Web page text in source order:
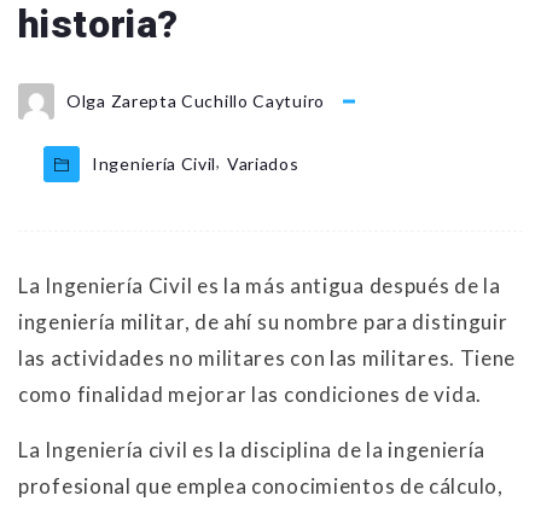
historia?
Olga Zarepta Cuchillo Caytuiro
Ingeniería Civil, Variados
La Ingeniería Civil es la más antigua después de la
ingeniería militar, de ahí su nombre para distinguir
las actividades no militares con las militares. Tiene
como finalidad mejorar las condiciones de vida.
La Ingeniería civil es la disciplina de la ingeniería
profesional que emplea conocimientos de cálculo,